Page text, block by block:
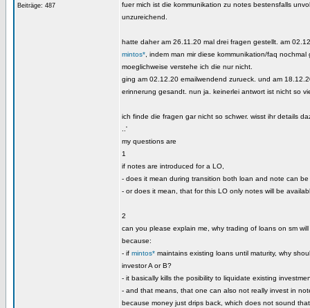
Beiträge: 487
fuer mich ist die kommunikation zu notes bestensfalls
unzureichend.
hatte daher am 26.11.20 mal drei fragen gestellt. am
mintos* , indem man mir diese kommunikation/faq
moeglichweise verstehe ich die nur nicht.
ging am 02.12.20 emailwendend zurueck. und am
erinnerung gesandt. nun ja. keinerlei antwort ist nicht so
ich finde die fragen gar nicht so schwer. wisst ihr details
..'
my questions are
1
if notes are introduced for a LO,
- does it mean during transition both loan and note can
- or does it mean, that for this LO only notes will be
2
can you please explain me, why trading of loans on sm
because:
- if mintos* maintains existing loans until maturity, why
investor A or B?
- it basically kills the posibility to liquidate existing
- and that means, that one can also not really invest in
because money just drips back, which does not sound